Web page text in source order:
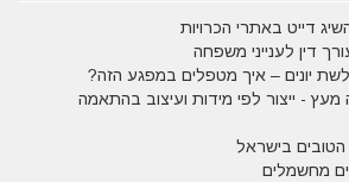
דין לענייני משפחה
יונים – איך מטפלים במפגע הזה?
מעץ - ייצור לפי מידות ועיצוב בהתאמה
הטובים בישראל
מחשמלים